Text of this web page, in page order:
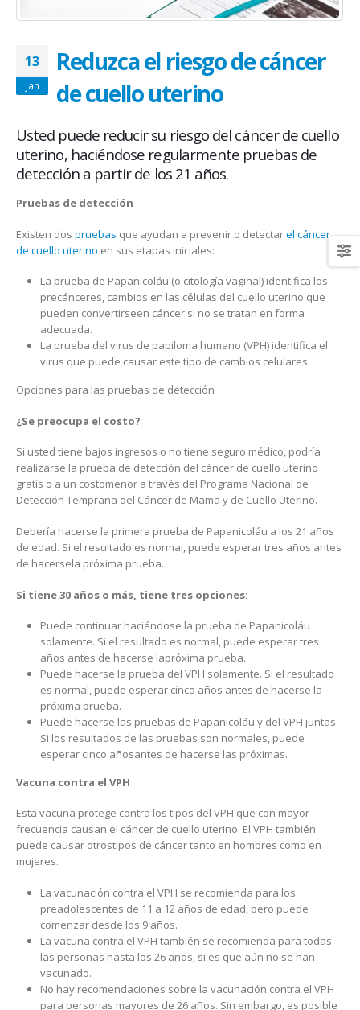
13
Jan
Reduzca el riesgo de cáncer
de cuello uterino
Usted puede reducir su riesgo del cáncer de cuello
uterino, haciéndose regularmente pruebas de
detección a partir de los 21 años.
Pruebas de detección
Existen dos pruebas que ayudan a prevenir o detectarel cáncer
de cuello uterino en sus etapas iniciales:
La prueba de Papanicoláu (o citología vaginal) identifica los
precánceres, cambios en las células del cuello uterino que
pueden convertirseen cáncer si no se tratan en forma
adecuada.
La prueba del virus de papiloma humano (VPH) identifica el
virus que puede causar este tipo de cambios celulares.
Opciones para las pruebas de detección
¿Se preocupa el costo?
Si usted tiene bajos ingresos o no tiene seguro médico, podría
realizarse la prueba de detección del cáncer de cuello uterino
gratis o a un costomenor a través del Programa Nacional de
Detección Temprana del Cáncer de Mama y de Cuello Uterino.
Debería hacerse la primera prueba de Papanicoláu a los 21 años
de edad. Si el resultado es normal, puede esperar tres años antes
de hacersela próxima prueba.
Si tiene 30 años o más, tiene tres opciones:
Puede continuar haciéndose la prueba de Papanicoláu
solamente. Si el resultado es normal, puede esperar tres
años antes de hacerse lapróxima prueba.
Puede hacerse la prueba del VPH solamente. Si el resultado
es normal, puede esperar cinco años antes de hacerse la
próxima prueba.
Puede hacerse las pruebas de Papanicoláu y del VPH juntas.
Si los resultados de las pruebas son normales, puede
esperar cinco añosantes de hacerse las próximas.
Vacuna contra el VPH
Esta vacuna protege contra los tipos del VPH que con mayor
frecuencia causan el cáncer de cuello uterino. El VPH también
puede causar otrostipos de cáncer tanto en hombres como en
mujeres.
La vacunación contra el VPH se recomienda para los
preadolescentes de 11 a 12 años de edad, pero puede
comenzar desde los 9 años.
La vacuna contra el VPH también se recomienda para todas
las personas hasta los 26 años, si es que aún no se han
vacunado.
No hay recomendaciones sobre la vacunación contra el VPH
para personas mayores de 26 años. Sin embargo, es posible
abrazar la salud oncológica
May 28, 2026